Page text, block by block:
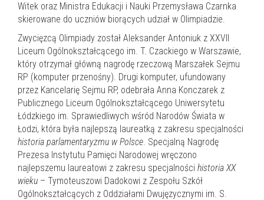
Witek oraz Ministra Edukacji i Nauki Przemysława Czarnka
skierowane do uczniów biorących udział w Olimpiadzie.
Zwycięzcą Olimpiady został Aleksander Antoniuk z XXVII
Liceum Ogólnokształcącego im. T. Czackiego w Warszawie,
który otrzymał główną nagrodę rzeczową Marszałek Sejmu
RP (komputer przenośny). Drugi komputer, ufundowany
przez Kancelarię Sejmu RP, odebrała Anna Konczarek z
Publicznego Liceum Ogólnokształcącego Uniwersytetu
Łódzkiego im. Sprawiedliwych wśród Narodów Świata w
Łodzi, która była najlepszą laureatką z zakresu specjalności
historia parlamentaryzmu w Polsce. Specjalną Nagrodę
Prezesa Instytutu Pamięci Narodowej wręczono
najlepszemu laureatowi z zakresu specjalności historia XX
wieku – Tymoteuszowi Dadokowi z Zespołu Szkół
Ogólnokształcących z Oddziałami Dwujęzycznymi im. S.